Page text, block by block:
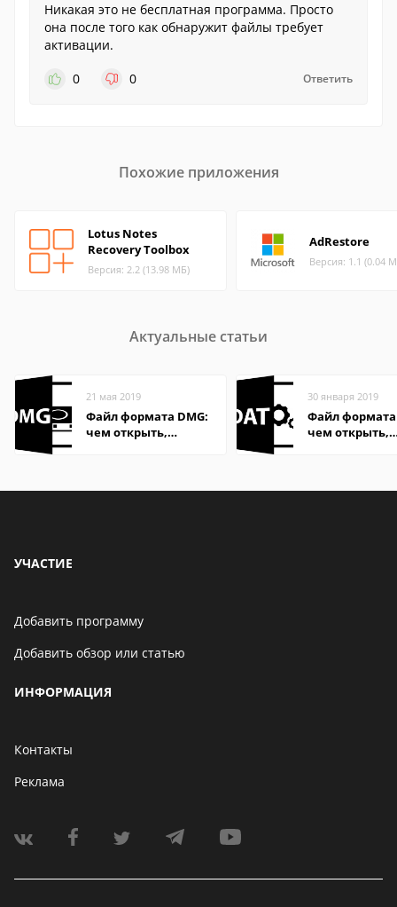
Никакая это не бесплатная программа. Просто
она после того как обнаружит файлы требует
активации.
0
0 Ответить
Похожие приложения
Lotus Notes
Recovery Toolbox
Версия: 2.2 (13.98 МБ)
AdRestore
Версия: 1.1 (0.04
Актуальные статьи
21 мая 2019
Файл формата DMG:
чем открыть,
30 января 2019
Файл формата
чем открыть,
УЧАСТИЕ
Добавить программу
Добавить обзор или статью
ИНФОРМАЦИЯ
Контакты
Реклама